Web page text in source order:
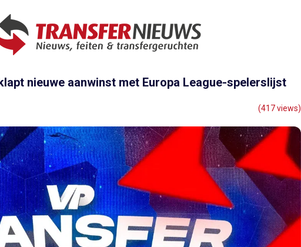
nieuwe aanwinst met Europa League-spelerslijst
(417 views)